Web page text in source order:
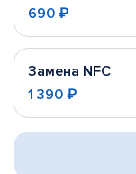
690 ₽
Замена NFC
1 390 ₽